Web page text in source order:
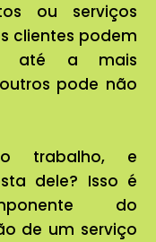
ou serviços
clientes podem
até a mais
pode não
trabalho, e
dele? Isso é
do
de um serviço